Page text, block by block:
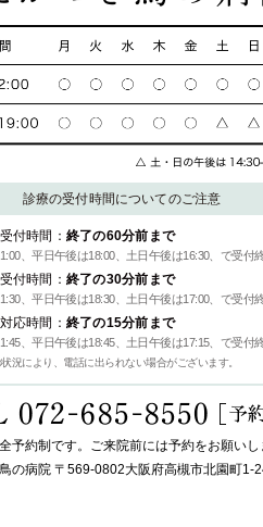
診療の受付時間についてのご注意
付時間： 終了の60分前まで
、平日午後は18:00、土日午後は16:30、で受付
付時間： 終了の30分前まで
、平日午後は18:30、土日午後は17:00、で受付
応時間： 終了の15分前まで
、平日午後は18:45、土日午後は17:15、で受付
況により、電話に出られない場合がございます。
予約制です。ご来院前には予約をお願いし
の病院 〒569-0802大阪府高槻市北園町1-